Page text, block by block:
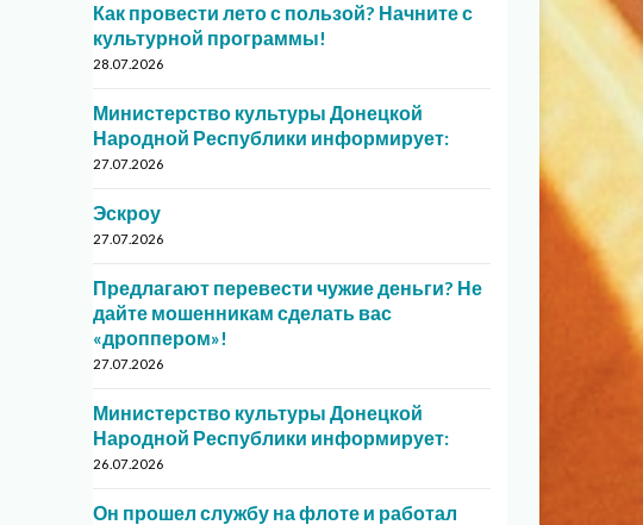
Как провести лето с пользой? Начните с
культурной программы!
28.07.2026
Министерство культуры Донецкой
Народной Республики информирует:
27.07.2026
Эскроу
27.07.2026
Предлагают перевести чужие деньги? Не
дайте мошенникам сделать вас
«дроппером»!
27.07.2026
Министерство культуры Донецкой
Народной Республики информирует:
26.07.2026
Он прошел службу на флоте и работал